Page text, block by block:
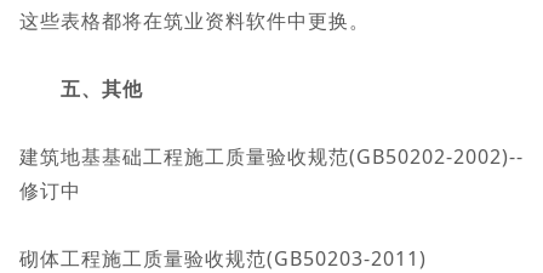
这些表格都将在筑业资料软件中更换。
五、其他
建筑地基基础工程施工质量验收规范(GB50202-2002)--
修订中
砌体工程施工质量验收规范(GB50203-2011)